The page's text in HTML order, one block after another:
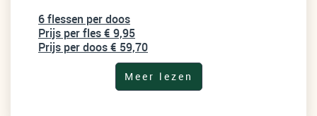
6 flessen per doos
Prijs per fles € 9,95
Prijs per doos € 59,70
Meer lezen